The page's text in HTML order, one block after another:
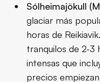
Sólheimajökull
glaciar más
horas de
tranquilos de 2-3
intensas que
precios